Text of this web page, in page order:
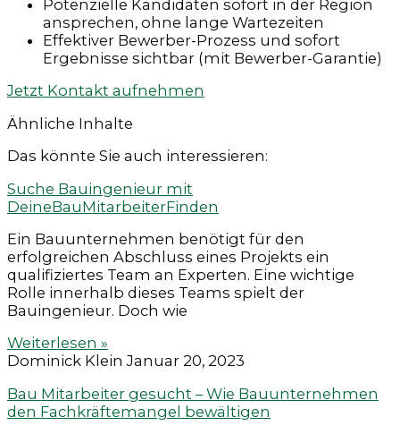
Potenzielle Kandidaten sofort in der Region
ansprechen, ohne lange Wartezeiten
Effektiver Bewerber-Prozess und sofort
Ergebnisse sichtbar (mit Bewerber-Garantie)
Jetzt Kontakt aufnehmen
Ähnliche Inhalte
Das könnte Sie auch interessieren:
Suche Bauingenieur mit
DeineBauMitarbeiterFinden
Ein Bauunternehmen benötigt für den
erfolgreichen Abschluss eines Projekts ein
qualifiziertes Team an Experten. Eine wichtige
Rolle innerhalb dieses Teams spielt der
Bauingenieur. Doch wie
Weiterlesen »
Dominick KleinJanuar 20, 2023
Bau Mitarbeiter gesucht – Wie Bauunternehmen
den Fachkräftemangel bewältigen